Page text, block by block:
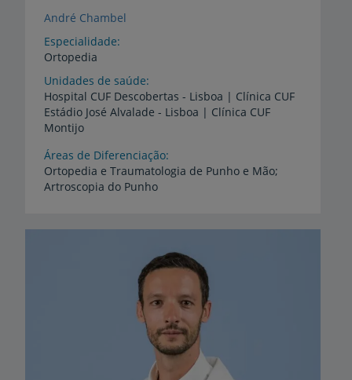
André Chambel
Especialidade
Ortopedia
Unidades de saúde
Hospital CUF Descobertas - Lisboa | Clínica CUF
Estádio José Alvalade - Lisboa | Clínica CUF
Montijo
Áreas de Diferenciação
Ortopedia e Traumatologia de Punho e Mão;
Artroscopia do Punho